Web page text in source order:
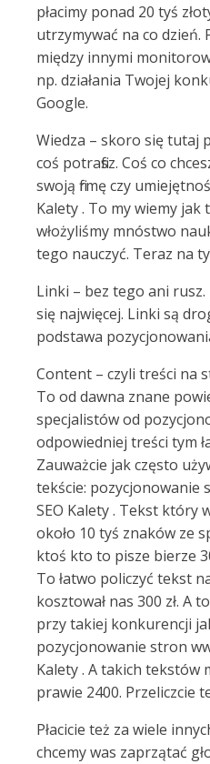
płacimy ponad 20 tyś
utrzymywać na co dzień.
między innymi
np. działania Twojej
Google.
Wiedza – skoro się tutaj
coś potrafisz. Coś co
swoją firmę czy
Kalety . To my wiemy
włożyliśmy mnóstwo
tego nauczyć. Teraz na
Linki – bez tego ani rusz.
się najwięcej. Linki są
podstawa
Content – czyli treści na
To od dawna znane
specjalistów od
odpowiedniej treści tym
Zauważcie jak często
tekście: pozycjonowanie
SEO Kalety . Tekst który
około 10 tyś znaków ze
ktoś kto to pisze bierze
To łatwo policzyć tekst
kosztował nas 300 zł. A
przy takiej konkurencji
pozycjonowanie stron
Kalety . A takich tekstów
prawie 2400. Przeliczcie
Płacicie też za wiele
chcemy was zaprzątać